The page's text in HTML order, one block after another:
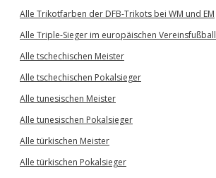
Alle Trikotfarben der DFB-Trikots bei WM und EM
Alle Triple-Sieger im europäischen Vereinsfußball
Alle tschechischen Meister
Alle tschechischen Pokalsieger
Alle tunesischen Meister
Alle tunesischen Pokalsieger
Alle türkischen Meister
Alle türkischen Pokalsieger